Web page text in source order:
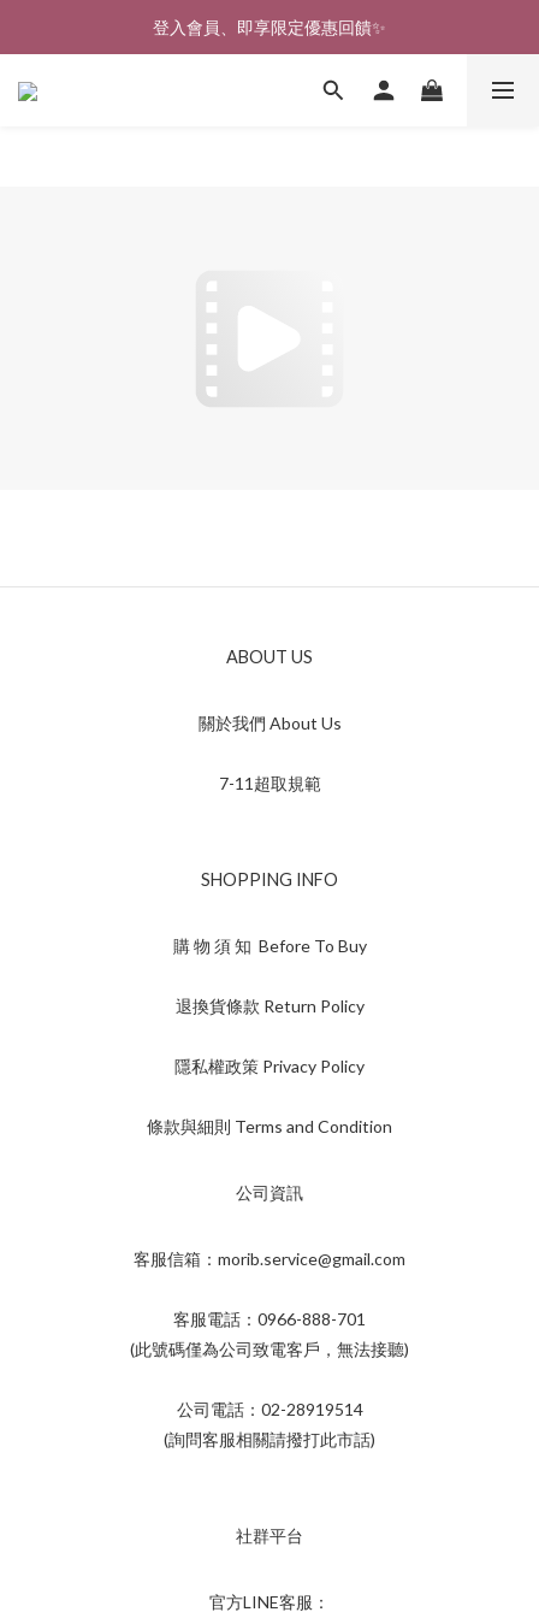
🎉新北淡水實體門市🤗歡迎蒞臨試穿🎉
登入會員、即享限定優惠回饋✨
🎉新北淡水實體門市🤗歡迎蒞臨試穿🎉
ABOUT US
關於我們 About Us
7-11超取規範
SHOPPING INFO
購 物 須 知 Before To Buy
退換貨條款 Return Policy
隱私權政策 Privacy Policy
條款與細則 Terms and Condition
公司資訊
客服信箱：morib.service@gmail.com
客服電話：0966-888-701
(此號碼僅為公司致電客戶，無法接聽)
公司電話：02-28919514
(詢問客服相關請撥打此市話)
社群平台
官方LINE客服：